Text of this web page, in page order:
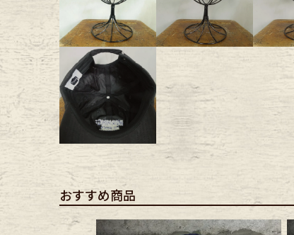
小物・アクセサリーか
Eye Wear
Bag
Accessory
おすすめ商品